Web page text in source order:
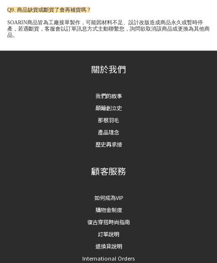
Q9. 商品缺貨或斷貨了會再補貨嗎 ?
SOARIN商品皆為工廠接單製作，可能因材料不足、設計改版造成商品永久或暫時停
產，若遇斷貨，客服會以訂單訊息方式主動聯繫您，詢問欲取消該商品或更換為其他商
品。
關於我們
我們的故事
顛簸創立史
那根羽毛
產品理念
歷史再承接
顧客服務
如何成為VIP
購物金制度
復古穿搭時尚指南
訂單說明
退換貨說明
International Orders